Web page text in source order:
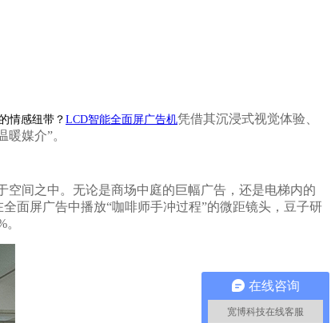
情感纽带？ LCD智能全面屏广告机凭借其沉浸式视觉体验、
媒介”。
空间之中。无论是商场中庭的巨幅广告，还是电梯内的
面屏广告中播放“咖啡师手冲过程”的微距镜头，豆子研
在线咨询
宽博科技在线客服